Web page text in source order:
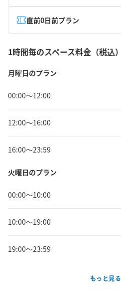
直前0日前プラン
1時間毎のスペース料金（税込）
月曜日のプラン
00:00〜12:00
12:00〜16:00
16:00〜23:59
火曜日のプラン
00:00〜10:00
10:00〜19:00
19:00〜23:59
もっと見る